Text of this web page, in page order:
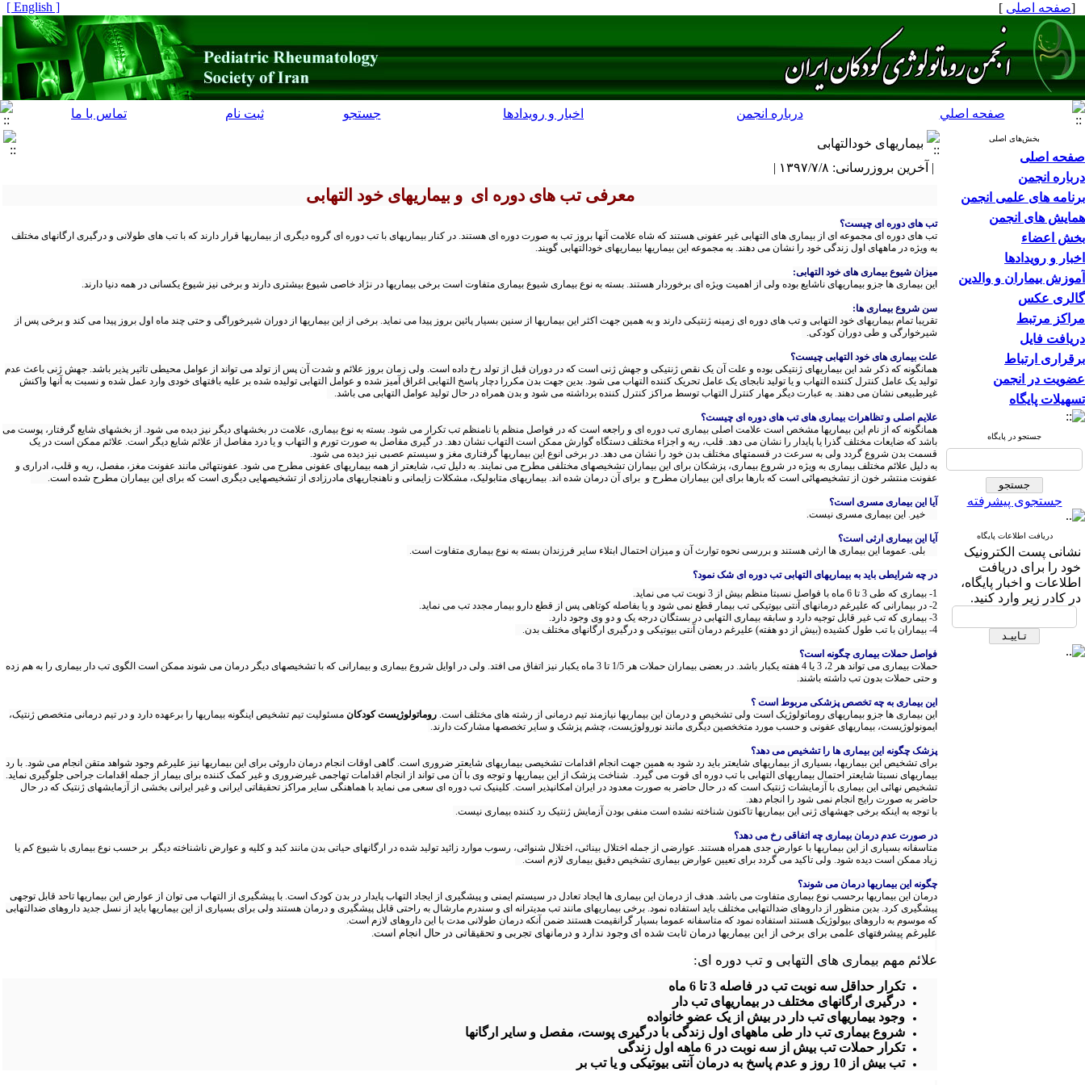
[صفحه اصلی ]
[ English ]
صفحه اصلي درباره انجمن اخبار و رویدادها جستجو ثبت نام تماس با ما
بخش‌های اصلی
صفحه اصلی
درباره انجمن
برنامه های علمی انجمن
همایش های انجمن
بخش اعضاء
اخبار و رویدادها
آموزش بیماران و والدین
گالری عکس
مراکز مرتبط
دریافت فایل
برقراری ارتباط
عضویت در انجمن
تسهیلات پایگاه
جستجو در پایگاه
جستجوی پیشرفته
دریافت اطلاعات پایگاه
نشانی پست الکترونیک
خود را برای دریافت
اطلاعات و اخبار پایگاه،
در کادر زیر وارد کنید.
بیماریهای خودالتهابی
| آخرین بروزرسانی: ۱۳۹۷/۷/۸ |
معرفی تب های دوره ای و بیماریهای خود التهابی
تب های دوره ای چیست؟
تب های دوره ای مجموعه ای از بیماری های التهابی غیر عفونی هستند که شاه علامت آنها بروز تب به صورت دوره ای هستند. در کنار بیماریهای با تب دوره ای گروه دیگری از بیماریها قرار دارند که با تب های طولانی و درگیری ارگانهای مختلف
به ویژه در ماههای اول زندگی خود را نشان می دهند. به مجموعه این بیماریها بیماریهای خودالتهابی گویند.
میزان شیوع بیماری های خود التهابی:
این بیماری ها جزو بیماریهای ناشایع بوده ولی از اهمیت ویژه ای برخوردار هستند. بسته به نوع بیماری شیوع بیماری متفاوت است برخی بیماریها در نژاد خاصی شیوع بیشتری دارند و برخی نیز شیوع یکسانی در همه دنیا دارند.
سن شروع بیماری ها:
تقریبا تمام بیماریهای خود التهابی و تب های دوره ای زمینه ژنتیکی دارند و به همین جهت اکثر این بیماریها از سنین بسیار پائین بروز پیدا می نماید. برخی از این بیماریها از دوران شیرخوراگی و حتی چند ماه اول بروز پیدا می کند و برخی پس از
شیرخوارگی و طی دوران کودکی.
علت بیماری های خود التهابی چیست؟
همانگونه که ذکر شد این بیماریهای ژنتیکی بوده و علت آن یک نقص ژنتیکی و جهش ژنی است که در دوران قبل از تولد رخ داده است. ولی زمان بروز علائم و شدت آن پس از تولد می تواند از عوامل محیطی تاثیر پذیر باشد. جهش ژنی باعث عدم
تولید یک عامل کنترل کننده التهاب و یا تولید نابجای یک عامل تحریک کننده التهاب می شود. بدین جهت بدن مکررا دچار پاسخ التهابی اغراق آمیز شده و عوامل التهابی تولیده شده بر علیه بافتهای خودی وارد عمل شده و نسبت به آنها واکنش
غیرطبیعی نشان می دهند. به عبارت دیگر مهار کنترل التهاب توسط مراکز کنترل کننده برداشته می شود و بدن همراه در حال تولید عوامل التهابی می باشد.
علایم اصلی و تظاهرات بیماری های تب های دوره ای چیست؟
همانگونه که از نام این بیماریها مشخص است علامت اصلی بیماری تب دوره ای و راجعه است که در فواصل منظم یا نامنظم تب تکرار می شود. بسته به نوع بیماری، علامت در بخشهای دیگر نیز دیده می شود. از بخشهای شایع گرفتار، پوست می
باشد که ضایعات مختلف گذرا یا پایدار را نشان می دهد. قلب، ریه و اجزاء مختلف دستگاه گوارش ممکن است التهاب نشان دهد. در گیری مفاصل به صورت تورم و التهاب و یا درد مفاصل از علائم شایع دیگر است. علائم ممکن است در یک
قسمت بدن شروع گردد ولی به سرعت در قسمتهای مختلف بدن خود را نشان می دهد. در برخی انوع این بیماریها گرفتاری مغز و سیستم عصبی نیز دیده می شود.
به دلیل علائم مختلف بیماری به ویژه در شروع بیماری، پزشکان برای این بیماران تشخیصهای مختلفی مطرح می نمایند. به دلیل تب، شایعتر از همه بیماریهای عفونی مطرح می شود. عفونتهائی مانند عفونت مغز، مفصل، ریه و قلب، ادراری و
عفونت منتشر خون از تشخیصهائی است که بارها برای این بیماران مطرح و برای آن درمان شده اند. بیماریهای متابولیک، مشکلات زایمانی و ناهنجاریهای مادرزادی از تشخیصهایی دیگری است که برای این بیماران مطرح شده است.
آیا این بیماری مسری است؟
خیر. این بیماری مسری نیست.
آیا این بیماری ارثی است؟
بلی. عموما این بیماری ها ارثی هستند و بررسی نحوه توارث آن و میزان احتمال ابتلاء سایر فرزندان بسته به نوع بیماری متفاوت است.
در چه شرایطی باید به بیماریهای التهابی تب دوره ای شک نمود؟
1- بیماری که طی 3 تا 6 ماه با فواصل نسبتا منظم بیش از 3 نوبت تب می نماید.
2- در بیمارانی که علیرغم درمانهای آنتی بیوتیکی تب بیمار قطع نمی شود و یا بفاصله کوتاهی پس از قطع دارو بیمار مجدد تب می نماید.
3- بیماری که تب غیر قابل توجیه دارد و سابقه بیماری التهابی در بستگان درجه یک و دو وی وجود دارد.
4- بیماران با تب طول کشیده (بیش از دو هفته) علیرغم درمان آنتی بیوتیکی و درگیری ارگانهای مختلف بدن.
فواصل حملات بیماری چگونه است؟
حملات بیماری می تواند هر 2، 3 یا 4 هفته یکبار باشد. در بعضی بیماران حملات هر 1/5 تا 3 ماه یکبار نیز اتفاق می افتد. ولی در اوایل شروع بیماری و بیمارانی که با تشخیصهای دیگر درمان می شوند ممکن است الگوی تب دار بیماری را به هم زده
و حتی حملات بدون تب داشته باشند.
این بیماری به چه تخصص پزشکی مربوط است ؟
این بیماری ها جزو بیماریهای روماتولوژیک است ولی تشخیص و درمان این بیماریها نیازمند تیم درمانی از رشته های مختلف است. روماتولوژیست کودکان مسئولیت تیم تشخیص اینگونه بیماریها را برعهده دارد و در تیم درمانی متخصص ژنتیک،
ایمونولوژیست، بیماریهای عفونی و حسب مورد متخخصین دیگری مانند نورولوژیست، چشم پزشک و سایر تخصصها مشارکت دارند.
پزشک چگونه این بیماری ها را تشخیص می دهد؟
برای تشخیص این بیماریها، بسیاری از بیماریهای شایعتر باید رد شود به همین جهت انجام اقدامات تشخیصی بیماریهای شایعتر ضروری است. گاهی اوقات انجام درمان داروئی برای این بیماریها نیز علیرغم وجود شواهد متقن انجام می شود. با رد
بیماریهای نسبتا شایعتر احتمال بیماریهای التهابی با تب دوره ای قوت می گیرد. شناخت پزشک از این بیماریها و توجه وی با آن می تواند از انجام اقدامات تهاجمی غیرضروری و غیر کمک کننده برای بیمار از جمله اقدامات جراحی جلوگیری نماید.
تشخیص نهائی این بیماری با آزمایشات ژنتیک است که در حال حاضر به صورت معدود در ایران امکانپذیر است. کلینیک تب دوره ای سعی می نماید با هماهنگی سایر مراکز تحقیقاتی ایرانی و غیر ایرانی بخشی از آزمایشهای ژنتیک که در حال
حاضر به صورت رایج انجام نمی شود را انجام دهد.
با توجه به اینکه برخی جهشهای ژنی این بیماریها تاکنون شناخته نشده است منفی بودن آزمایش ژنتیک رد کننده بیماری نیست.
در صورت عدم درمان بیماری چه اتفاقی رخ می دهد؟
متاسفانه بسیاری از این بیماریها با عوارض جدی همراه هستند. عوارضی از جمله اختلال بینائی، اختلال شنوائی، رسوب موارد زائید تولید شده در ارگانهای حیاتی بدن مانند کبد و کلیه و عوارض ناشناخته دیگر بر حسب نوع بیماری با شیوع کم یا
زیاد ممکن است دیده شود. ولی تاکید می گردد برای تعیین عوارض بیماری تشخیص دقیق بیماری لازم است.
چگونه این بیماریها درمان می شوند؟
درمان این بیماریها برحسب نوع بیماری متفاوت می باشد. هدف از درمان این بیماری ها ایجاد تعادل در سیستم ایمنی و پیشگیری از ایجاد التهاب پایدار در بدن کودک است. با پیشگیری از التهاب می توان از عوارض این بیماریها تاحد قابل توجهی
پیشگیری کرد. بدین منظور از داروهای ضدالتهابی مختلف باید استفاده نمود. برخی بیماریهای مانند تب مدیترانه ای و سندرم مارشال به راحتی قابل پیشگیری و درمان هستند ولی برای بسیاری از این بیماریها باید از نسل جدید داروهای ضدالتهابی
که موسوم به داروهای بیولوژیک هستند استفاده نمود که متاسفانه عموما بسیار گرانقیمت هستند ضمن آنکه درمان طولانی مدت با این داروهای لازم است.
علیرغم پیشرفتهای علمی برای برخی از این بیماریها درمان ثابت شده ای وجود ندارد و درمانهای تجربی و تحقیقاتی در حال انجام است.
علائم مهم بیماری های التهابی و تب دوره ای:
تکرار حداقل سه نوبت تب در فاصله 3 تا 6 ماه
درگیری ارگانهای مختلف در بیماریهای تب دار
وجود بیماریهای تب دار در بیش از یک عضو خانواده
شروع بیماری تب دار طی ماههای اول زندگی با درگیری پوست، مفصل و سایر ارگانها
تکرار حملات تب بیش از سه نوبت در 6 ماهه اول زندگی
تب بیش از 10 روز و عدم پاسخ به درمان آنتی بیوتیکی و یا تب بر